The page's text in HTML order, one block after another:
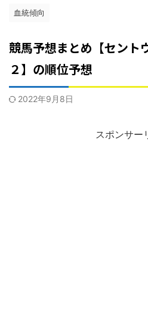
血統傾向
競馬予想まとめ【セント
２】の順位予想
2022年9月8日
スポンサー